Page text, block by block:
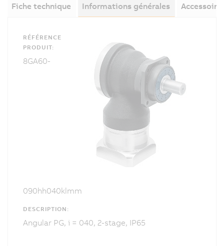
Fiche technique Informations générales
RÉFÉRENCE
PRODUIT:
8GA60-
090hh040klmm
DESCRIPTION:
Angular PG, i = 040, 2-stage, IP65